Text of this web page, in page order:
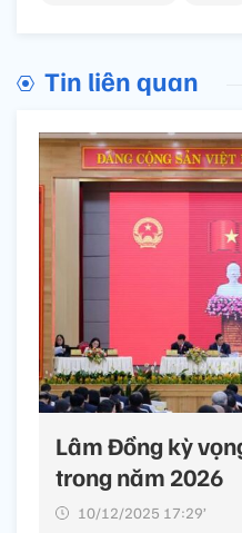
Tin liên quan
Lâm Đồng kỳ
trong năm 2026
10/12/2025 17:29’